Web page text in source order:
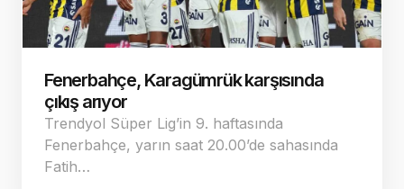
Fenerbahçe, Karagümrük karşısında
çıkış arıyor
Trendyol Süper Lig’in 9. haftasında
Fenerbahçe, yarın saat 20.00’de sahasında
Fatih…